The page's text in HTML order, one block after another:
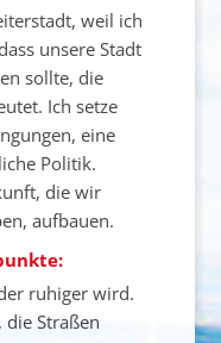
weil ich
unsere Stadt
sollte, die
Ich setze
eine
Politik.
die wir
aufbauen.
ruhiger wird.
die Straßen